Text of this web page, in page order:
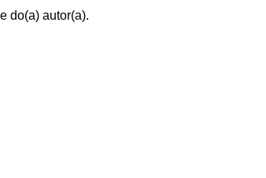
do(a) autor(a).